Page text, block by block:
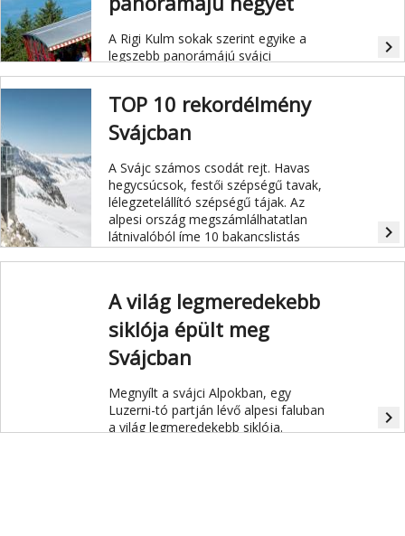
A Rigi Kulm sokak szerint egyike a
legszebb panorámájú svájci
hegycsúcsnak.
navigate_next
TOP 10 rekordélmény
Svájcban
A Svájc számos csodát rejt. Havas
hegycsúcsok, festői szépségű tavak,
lélegzetelállító szépségű tájak. Az
alpesi ország megszámlálhatatlan
látnivalóból íme 10 bakancslistás
navigate_next
A világ legmeredekebb
siklója épült meg
Svájcban
Megnyílt a svájci Alpokban, egy
Luzerni-tó partján lévő alpesi faluban
a világ legmeredekebb siklója.
navigate_next